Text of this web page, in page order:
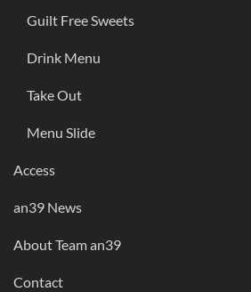
Guilt Free Sweets
Drink Menu
Take Out
Menu Slide
Access
an39 News
About Team an39
Contact